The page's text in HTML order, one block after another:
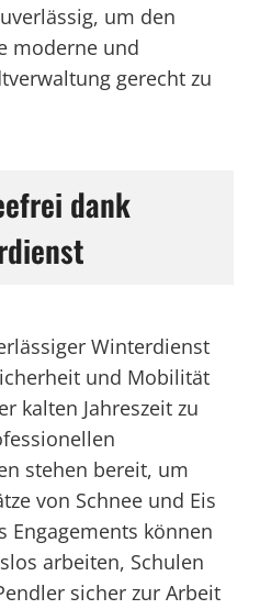
um den
moderne und
gerecht zu
dank
Winterdienst
und Mobilität
kalten Jahreszeit zu
stehen bereit, um
von Schnee und Eis
Engagements können
arbeiten, Schulen
sicher zur Arbeit